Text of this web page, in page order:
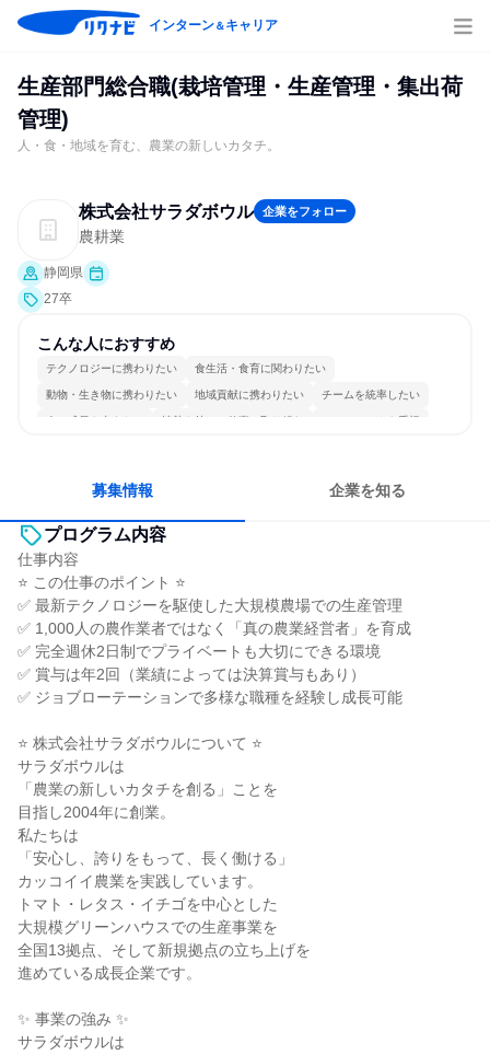
インターン＆キャリア
生産部門総合職(栽培管理・生産管理・集出荷
管理)
人・食・地域を育む、農業の新しいカタチ。
株式会社サラダボウル 企業をフォロー
農耕業
静岡県
27卒
こんな人におすすめ
テクノロジーに携わりたい 食生活・食育に関わりたい
動物・生き物に携わりたい 地域貢献に携わりたい チームを統率したい
人の成長を支えたい 情熱を持って仕事に取り組む チームワークを重視
募集情報 企業を知る
プログラム内容
仕事内容
⭐ この仕事のポイント ⭐
✅ 最新テクノロジーを駆使した大規模農場での生産管理
✅ 1,000人の農作業者ではなく「真の農業経営者」を育成
✅ 完全週休2日制でプライベートも大切にできる環境
✅ 賞与は年2回（業績によっては決算賞与もあり）
✅ ジョブローテーションで多様な職種を経験し成長可能
⭐ 株式会社サラダボウルについて ⭐
サラダボウルは
「農業の新しいカタチを創る」ことを
目指し2004年に創業。
私たちは
「安心し、誇りをもって、長く働ける」
カッコイイ農業を実践しています。
トマト・レタス・イチゴを中心とした
大規模グリーンハウスでの生産事業を
全国13拠点、そして新規拠点の立ち上げを
進めている成長企業です。
✨ 事業の強み ✨
サラダボウルは